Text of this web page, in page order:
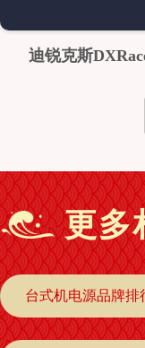
迪锐克斯
更多
台式机电源品牌排